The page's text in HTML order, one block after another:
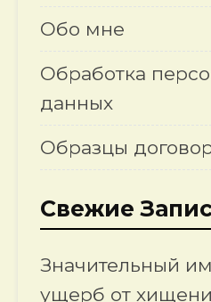
Обо мне
Обработка
данных
Образцы
Свежие
Значительный
ущерб от